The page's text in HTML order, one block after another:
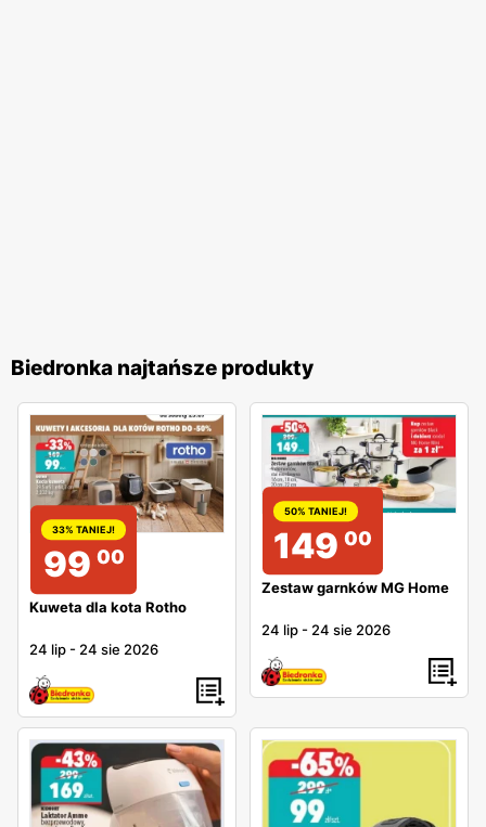
Biedronka najtańsze produkty
33% TANIEJ!
99 00
Kuweta dla kota Rotho
24 lip - 24 sie 2026
50% TANIEJ!
149 00
Zestaw garnków MG Home
24 lip - 24 sie 2026